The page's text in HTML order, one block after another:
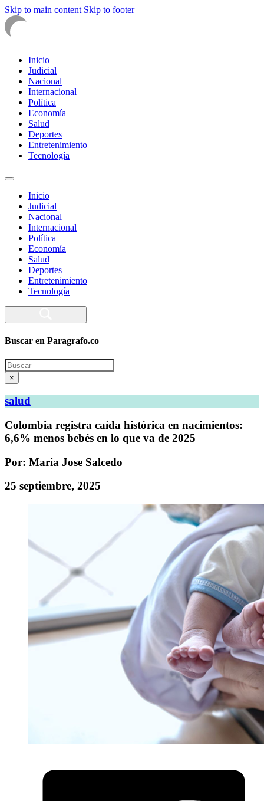
Skip to main content Skip to footer
Inicio
Judicial
Nacional
Internacional
Política
Economía
Salud
Deportes
Entretenimiento
Tecnología
Inicio
Judicial
Nacional
Internacional
Política
Economía
Salud
Deportes
Entretenimiento
Tecnología
Buscar en Paragrafo.co
Search
×
salud
Colombia registra caída histórica en nacimientos:
6,6% menos bebés en lo que va de 2025
Por: Maria Jose Salcedo
25 septiembre, 2025